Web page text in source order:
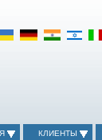
КЛИЕНТЫ